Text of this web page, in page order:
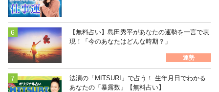
【無料占い】島田秀平があなたの運勢を一言で表
現！「今のあなたはどんな時期？」
運勢
法演の「MITSURI」で占う！ 生年月日でわかる
あなたの「暴露数」【無料占い】